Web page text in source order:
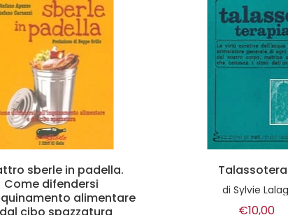
Talassoterapia
di Sylvie Lalague
€10,00
Mangiare in
diThich Nhat
€12,00